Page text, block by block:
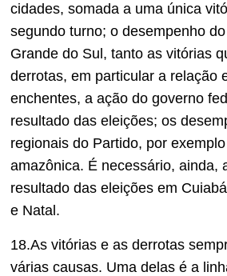
cidades, somada a uma única
segundo turno; o desempenho
Grande do Sul, tanto as vitórias
derrotas, em particular a relação
enchentes, a ação do governo
resultado das eleições; os
regionais do Partido, por
amazônica. É necessário, ainda,
resultado das eleições em
e Natal.
18.As vitórias e as derrotas
várias causas. Uma delas é a